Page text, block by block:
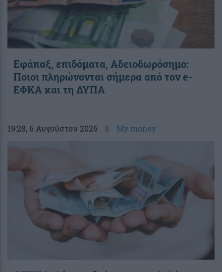
Εφάπαξ, επιδόματα, Αδειοδωρόσημο:
Ποιοι πληρώνονται σήμερα από τον e-
ΕΦΚΑ και τη ΔΥΠΑ
19:28, 6 Αυγούστου 2026 || My money